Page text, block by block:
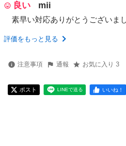
良い mii
素早い対応ありがとうございま
評価をもっと見る
注意事項 通報 お気に入り 3
ポスト LINEで送る いいね！